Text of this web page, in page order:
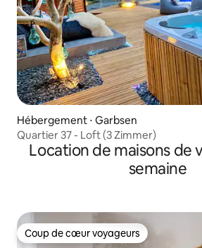
Hébergement ⋅ Garbsen
Quartier 37 - Loft (3 Zimmer)
Location de maisons de
semaine
Coup de cœur voyageurs
Coup de cœur voyageurs